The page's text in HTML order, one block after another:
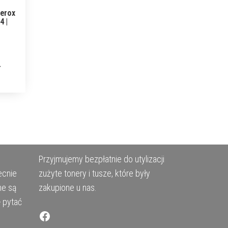
|
są
pytać
Przyjmujemy bezpłatnie do utylizacji
zużyte tonery i tusze, które były
zakupione u nas.
Facebook